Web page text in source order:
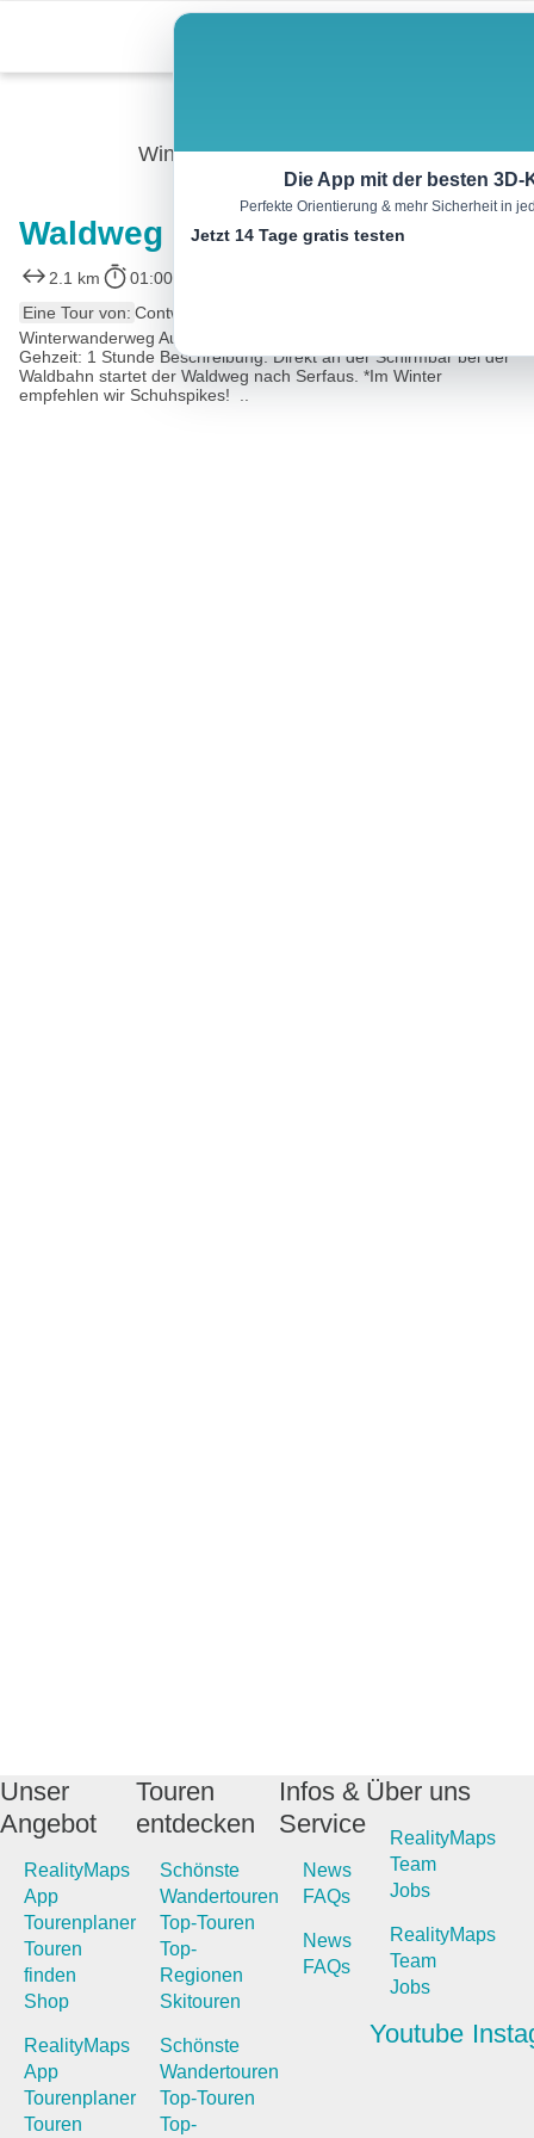
content
Winterwandern
Waldweg nach Serfaus
2.1 km 01:00 h
Eine Tour von: Contwise
Winterwanderweg Ausgangspunkt: Schirmbar bei der Waldbahn
Gehzeit: 1 Stunde Beschreibung: Direkt an der Schirmbar bei der
Waldbahn startet der Waldweg nach Serfaus. *Im Winter
empfehlen wir Schuhspikes! ..
Die App mit der besten 3D-
Perfekte Orientierung & mehr Sicherheit in
Jetzt 14 Tage gratis testen
Unser
Angebot
RealityMaps
App
Tourenplaner
Touren
finden
Shop
RealityMaps
App
Tourenplaner
Touren
Touren
entdecken
Schönste
Wandertouren
Top-Touren
Top-
Regionen
Skitouren
Schönste
Wandertouren
Top-Touren
Top-
Infos &
Service
News
FAQs
News
FAQs
Über uns
RealityMaps
Team
Jobs
RealityMaps
Team
Jobs
Youtube